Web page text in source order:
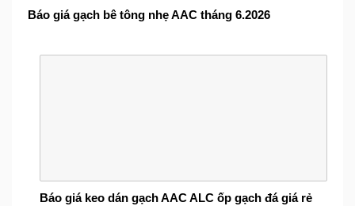
Báo giá gạch bê tông nhẹ AAC tháng 6.2026
Báo giá keo dán gạch AAC ALC ốp gạch đá giá rẻ